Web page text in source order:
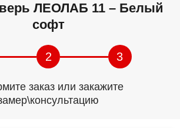
ЛЕОЛАБ 11 – Белый
софт
2 3
заказ или закажите